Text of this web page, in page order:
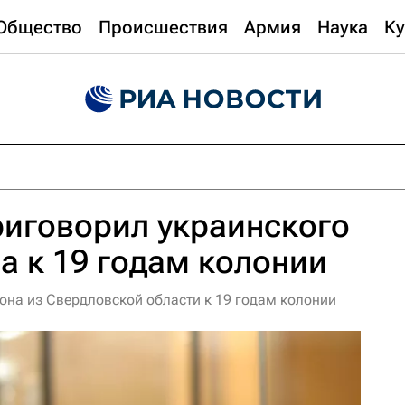
Происшествия Армия Наука
украинского
к 19 годам колонии
из Свердловской области к 19 годам колонии